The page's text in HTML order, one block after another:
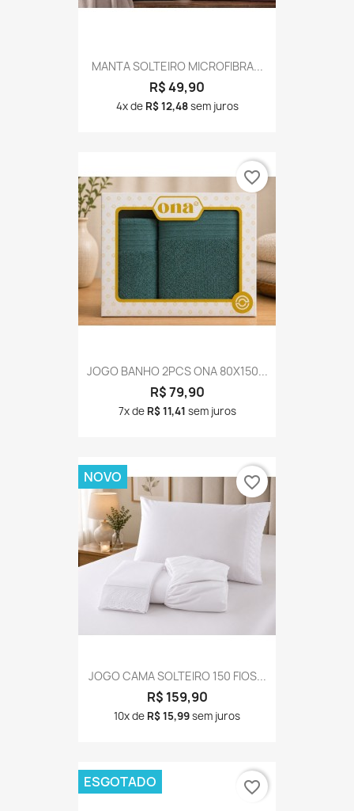
MANTA SOLTEIRO MICROFIBRA...
R$ 49,90
4x de R$ 12,48sem juros
JOGO BANHO 2PCS ONA 80X150...
R$ 79,90
7x de R$ 11,41 sem juros
favorite_border
JOGO CAMA SOLTEIRO 150 FIOS...
R$ 159,90
10x de R$ 15,99sem juros
NOVO favorite_border
ESGOTADO favorite_border